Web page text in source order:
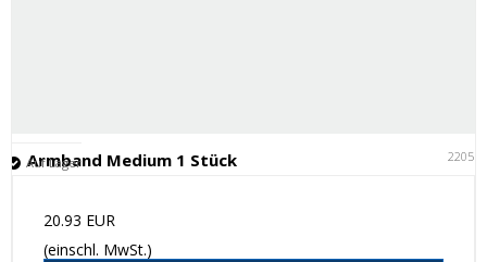
Armband Medium 1 Stück 22051
Auf Lager
20.93 EUR
(einschl. MwSt.)